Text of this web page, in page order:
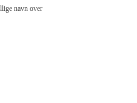
navn over